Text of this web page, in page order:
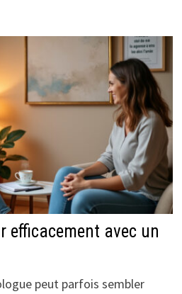
efficacement avec un
peut parfois sembler